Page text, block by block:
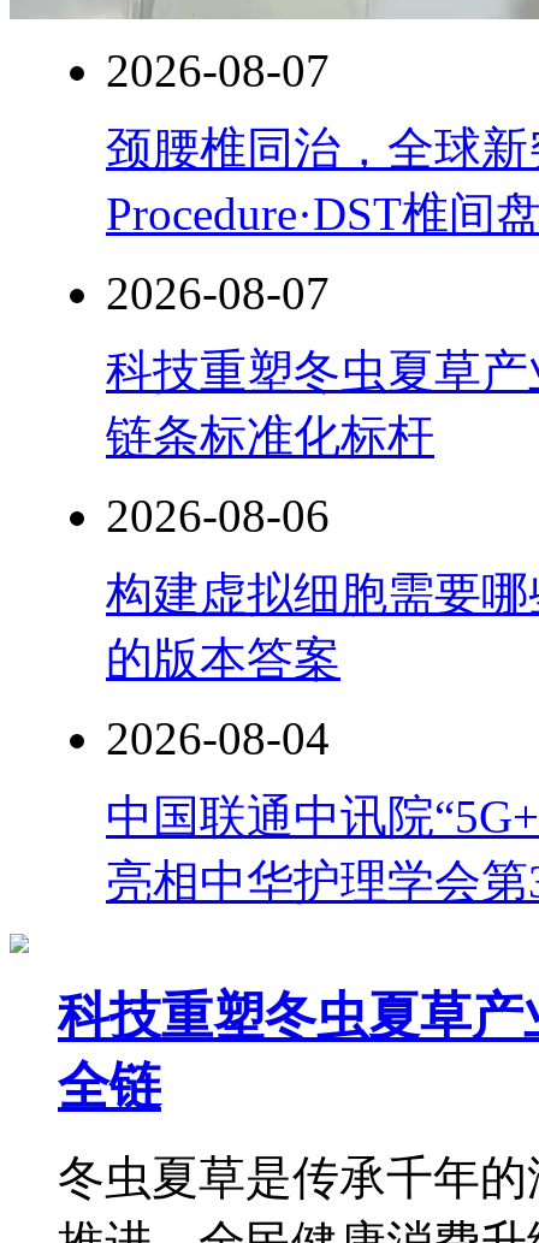
2026-08-07
颈腰椎同治，全球
Procedure·DST椎间
2026-08-07
科技重塑冬虫夏草
链条标准化标杆
2026-08-06
构建虚拟细胞需要
的版本答案
2026-08-04
中国联通中讯院
亮相中华护理学会
科技重塑冬虫夏草
全链
冬虫夏草是传承千年